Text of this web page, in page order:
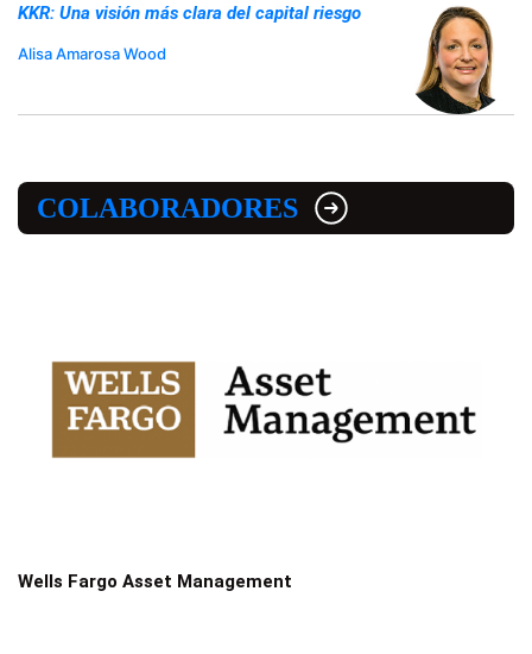
KKR: Una visión más clara del capital riesgo
Alisa Amarosa Wood
COLABORADORES
Wells Fargo Asset Management